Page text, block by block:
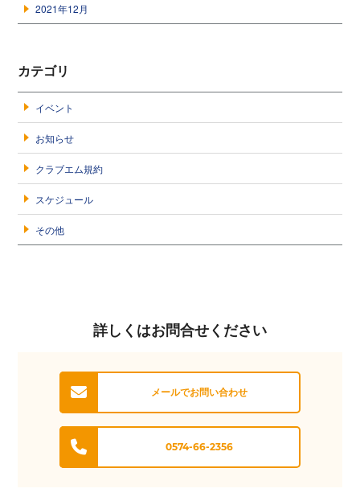
2021年12月
カテゴリ
イベント
お知らせ
クラブエム規約
スケジュール
その他
詳しくはお問合せください
メールでお問い合わせ
0574-66-2356